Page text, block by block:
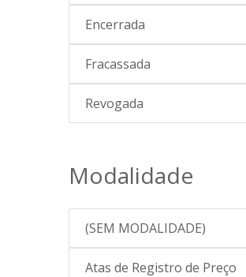
Encerrada
Fracassada
Revogada
Modalidade
(SEM MODALIDADE)
Atas de Registro de Preço